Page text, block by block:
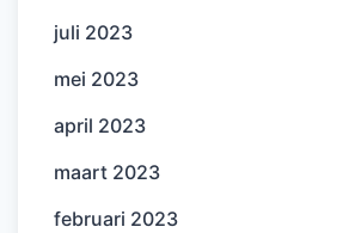
juli 2023
mei 2023
april 2023
maart 2023
februari 2023